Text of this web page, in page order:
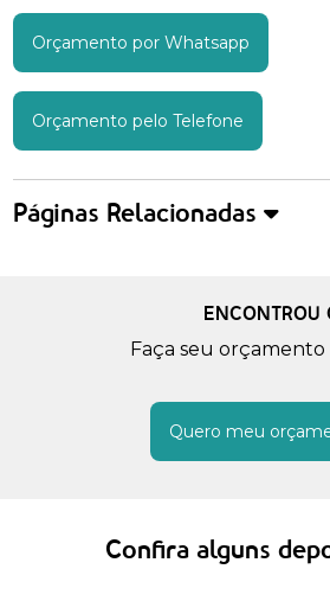
Orçamento por Whatsapp
Orçamento pelo Telefone
Páginas Relacionadas
ENCONTROU
Faça seu orçamento
Quero meu
Confira alguns